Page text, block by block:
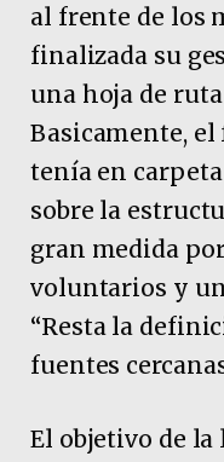
al frente de los
finalizada su
una hoja de
Basicamente,
tenía en
sobre la
gran medida
voluntarios y
“Resta la
fuentes
El objetivo de la